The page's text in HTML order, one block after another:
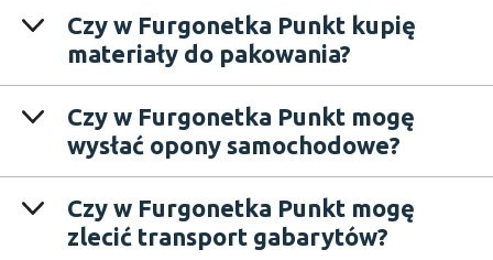
Czy w Furgonetka Punkt kupię
materiały do pakowania?
Czy w Furgonetka Punkt mogę
wysłać opony samochodowe?
Czy w Furgonetka Punkt mogę
zlecić transport gabarytów?